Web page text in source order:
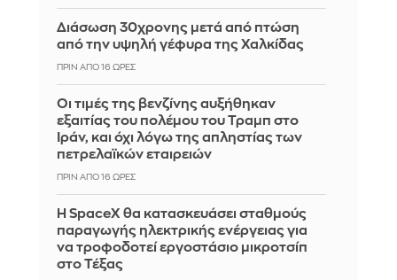
Διάσωση 30χρονης μετά από πτώση
από την υψηλή γέφυρα της Χαλκίδας
ΠΡΙΝ ΑΠΌ 16 ΏΡΕΣ
Οι τιμές της βενζίνης αυξήθηκαν
εξαιτίας του πολέμου του Τραμπ στο
Ιράν, και όχι λόγω της απληστίας των
πετρελαϊκών εταιρειών
ΠΡΙΝ ΑΠΌ 16 ΏΡΕΣ
Η SpaceX θα κατασκευάσει σταθμούς
παραγωγής ηλεκτρικής ενέργειας για
να τροφοδοτεί εργοστάσιο μικροτσίπ
στο Τέξας